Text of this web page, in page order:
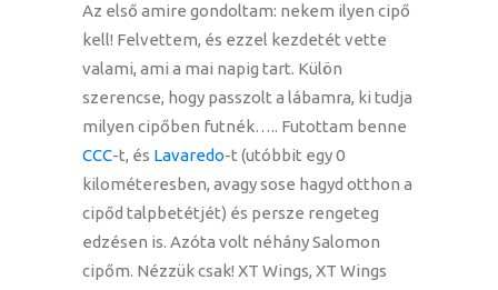
Az első amire gondoltam: nekem ilyen cipő
kell! Felvettem, és ezzel kezdetét vette
valami, ami a mai napig tart. Külön
szerencse, hogy passzolt a lábamra, ki tudja
milyen cipőben futnék….. Futottam benne
CCC-t, és Lavaredo-t (utóbbit egy 0
kilométeresben, avagy sose hagyd otthon a
cipőd talpbetétjét) és persze rengeteg
edzésen is. Azóta volt néhány Salomon
cipőm. Nézzük csak! XT Wings, XT Wings